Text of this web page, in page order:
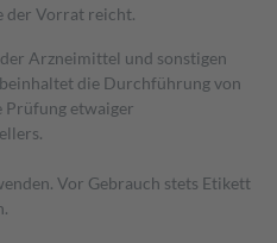
der Vorrat reicht.
Arzneimittel und sonstigen
die Durchführung von
Prüfung etwaiger
Vor Gebrauch stets Etikett